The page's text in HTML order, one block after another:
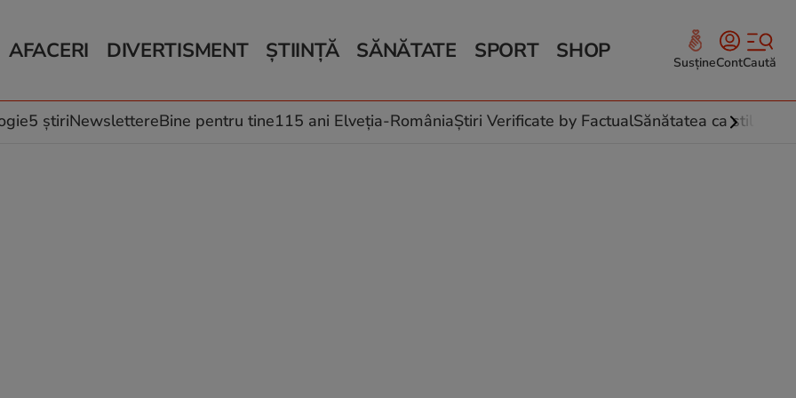
AFACERI
Auto
Locuri de muncă
DIVERTISMENT
Horoscop
Muzică și Filme
ȘTIINȚĂ
Schimbări climatice
SĂNĂTATE
Relații
Rețete culinare
SPORT SHOP SusțineContCaută
5 știriNewslettereBine pentru tine115 ani Elveția-RomâniaȘtiri Verificate by FactualSănătatea ca stil de